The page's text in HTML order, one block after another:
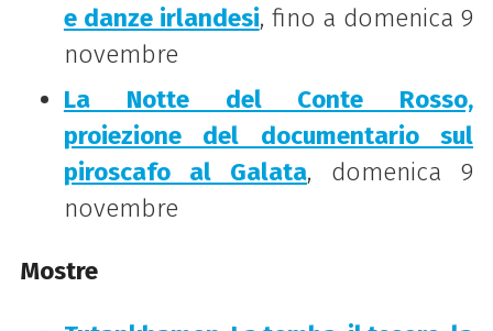
e danze irlandesi, fino a domenica 9
novembre
La Notte del Conte Rosso,
proiezione del documentario sul
piroscafo al Galata, domenica 9
novembre
Mostre